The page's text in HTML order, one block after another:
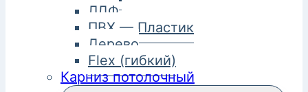
ЛДФ
ПВХ — Пластик
Дерево
Flex (гибкий)
Карниз потолочный